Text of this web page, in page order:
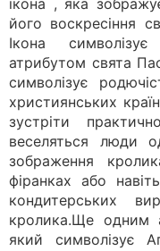
ікона , яка
його воскресіння
Ікона
атрибутом свята
символізує
християнських
зустріти
веселяться люди
зображення
фіранках або
кондитерських
кролика.Ще одним
який символізує